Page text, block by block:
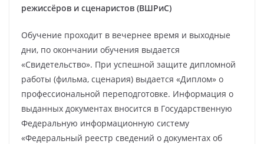
режиссёров и сценаристов (ВШРиС)
Обучение проходит в вечернее время и выходные
дни, по окончании обучения выдается
«Свидетельство». При успешной защите дипломной
работы (фильма, сценария) выдается «Диплом» о
профессиональной переподготовке. Информация о
выданных документах вносится в Государственную
Федеральную информационную систему
«Федеральный реестр сведений о документах об